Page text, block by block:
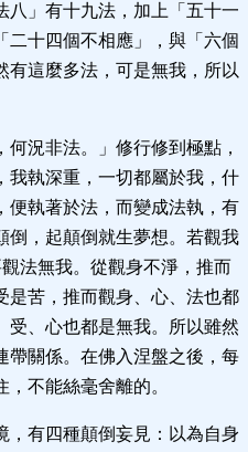
八」有十九法，加上「五十一
二十四個不相應」，與「六個
有這麼多法，可是無我，所以
況非法。」修行修到極點，
我執深重，一切都屬於我，什
便執著於法，而變成法執，有
倒，起顛倒就生夢想。若觀我
法無我。從觀身不淨，推而
是苦，推而觀身、心、法也都
受、心也都是無我。所以雖然
帶關係。在佛入涅盤之後，每
不能絲毫舍離的。
，有四種顛倒妄見：以為自身